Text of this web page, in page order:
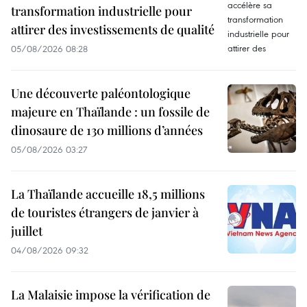
transformation industrielle pour
attirer des investissements de qualité
05/08/2026 08:28
Une découverte paléontologique
majeure en Thaïlande : un fossile de
dinosaure de 130 millions d’années
05/08/2026 03:27
La Thaïlande accueille 18,5 millions
de touristes étrangers de janvier à
juillet
04/08/2026 09:32
La Malaisie impose la vérification de